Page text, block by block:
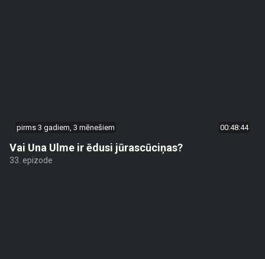
pirms 3 gadiem, 3 mēnešiem 00:48:44
Vai Una Ulme ir ēdusi jūrascūciņas?
33. epizode